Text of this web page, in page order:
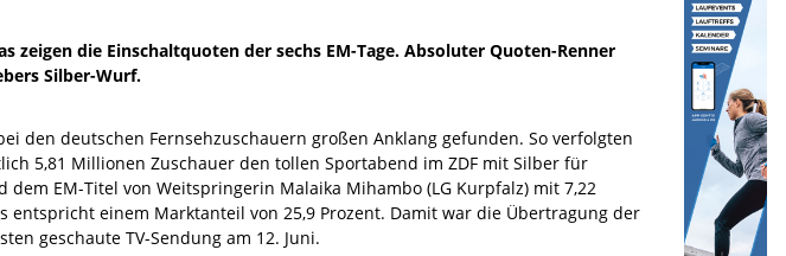
zeigen die Einschaltquoten der sechs EM-Tage. Absoluter Quoten-Renner
Silber-Wurf.
den deutschen Fernsehzuschauern großen Anklang gefunden. So verfolgten
5,81 Millionen Zuschauer den tollen Sportabend im ZDF mit Silber für
dem EM-Titel von Weitspringerin Malaika Mihambo (LG Kurpfalz) mit 7,22
entspricht einem Marktanteil von 25,9 Prozent. Damit war die Übertragung der
geschaute TV-Sendung am 12. Juni.